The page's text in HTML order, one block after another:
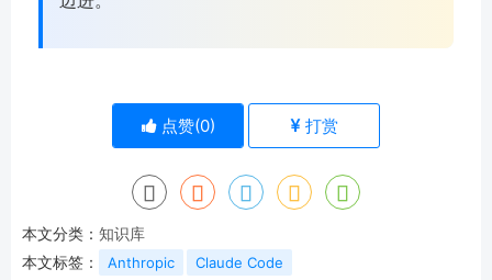
点赞(0) 打赏
本文分类： 知识库
本文标签：
Anthropic Claude Code